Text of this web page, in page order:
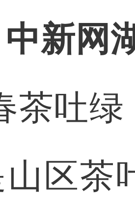
中新网
茶吐
区茶